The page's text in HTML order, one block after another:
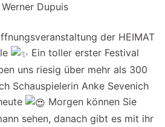
Dupuis
der HEIMAT
Ein toller erster Festival
uns riesig über mehr als 300
Schauspielerin Anke Sevenich
Morgen können Sie
sehen, danach gibt es mit ihr